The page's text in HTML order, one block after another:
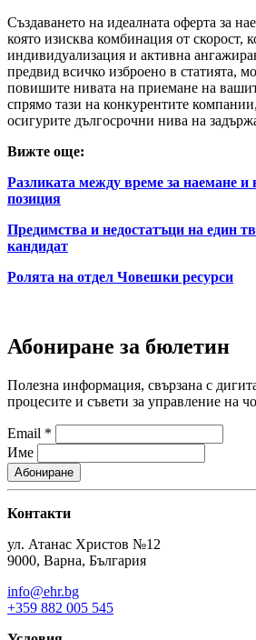
Създаването на идеалната оферта за
която изисква комбинация от скорост,
индивидуализация и активна
предвид всичко изброено в статията,
повишите нивата на приемане на
спрямо тази на конкурентите
осигурите дългосрочни нива на
Вижте още:
Разликата между време за наемане и
позиция
Предимства и недостатъци на един
кандидат
Ролята на отдел Човешки ресурси
Абониране за бюлетин
Полезна информация, свързана с
процесите и съвети за управление на
Email *
Име
Контакти
ул. Атанас Христов №12
9000, Варна, България
info@ehr.bg
+359 882 005 545